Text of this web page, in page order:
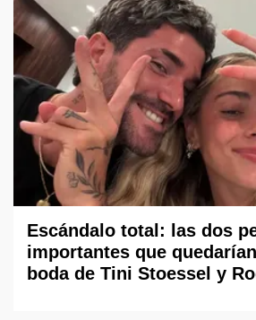
Escándalo total: las dos
importantes que
boda de Tini Stoessel y